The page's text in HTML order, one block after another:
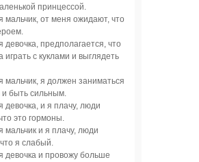
принцессой.
мальчик, от меня ожидают, что
предполагается, что
играть с куклами и выглядеть
мальчик, я должен заниматься
и быть сильным.
и я плачу, люди
это гормоны.
мальчик и я плачу, люди
я слабый.
девочка и провожу больше